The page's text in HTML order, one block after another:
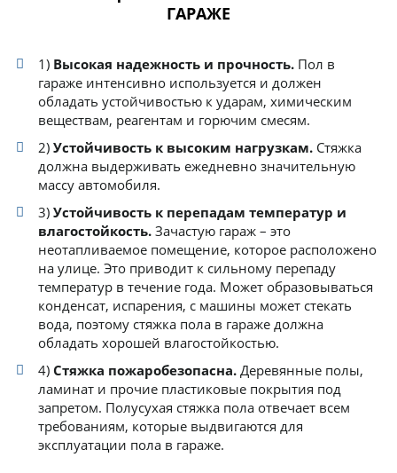
ГАРАЖЕ
1) Высокая надежность и прочность. Пол в
гараже интенсивно используется и должен
обладать устойчивостью к ударам, химическим
веществам, реагентам и горючим смесям.
2) Устойчивость к высоким нагрузкам. Стяжка
должна выдерживать ежедневно значительную
массу автомобиля.
3) Устойчивость к перепадам температур и
влагостойкость. Зачастую гараж – это
неотапливаемое помещение, которое расположено
на улице. Это приводит к сильному перепаду
температур в течение года. Может образовываться
конденсат, испарения, с машины может стекать
вода, поэтому стяжка пола в гараже должна
обладать хорошей влагостойкостью.
4) Стяжка пожаробезопасна. Деревянные полы,
ламинат и прочие пластиковые покрытия под
запретом. Полусухая стяжка пола отвечает всем
требованиям, которые выдвигаются для
эксплуатации пола в гараже.